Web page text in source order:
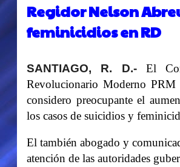
Regidor Nelson
feminicidios en RD
SANTIAGO, R. D.- El
Revolucionario Moderno
considero preocupante el
los casos de suicidios y
El también abogado y
atención de las autoridades